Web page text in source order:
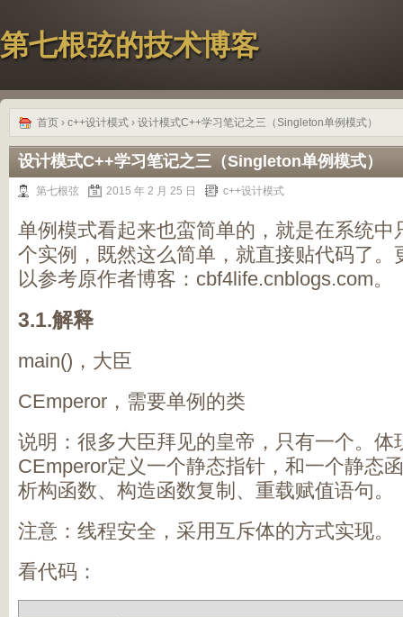
第七根弦的技术博客
首页 › c++设计模式 › 设计模式C++学习笔记之三（Singleton单例模式）
设计模式C++学习笔记之三（Singleton单例模式）
第七根弦 2015 年 2 月 25 日 c++设计模式
单例模式看起来也蛮简单的，就是在系统中
个实例，既然这么简单，就直接贴代码了。
以参考原作者博客：cbf4life.cnblogs.com。
3.1.解释
main()，大臣
CEmperor，需要单例的类
说明：很多大臣拜见的皇帝，只有一个。体
CEmperor定义一个静态指针，和一个静态
析构函数、构造函数复制、重载赋值语句。
注意：线程安全，采用互斥体的方式实现。
看代码：